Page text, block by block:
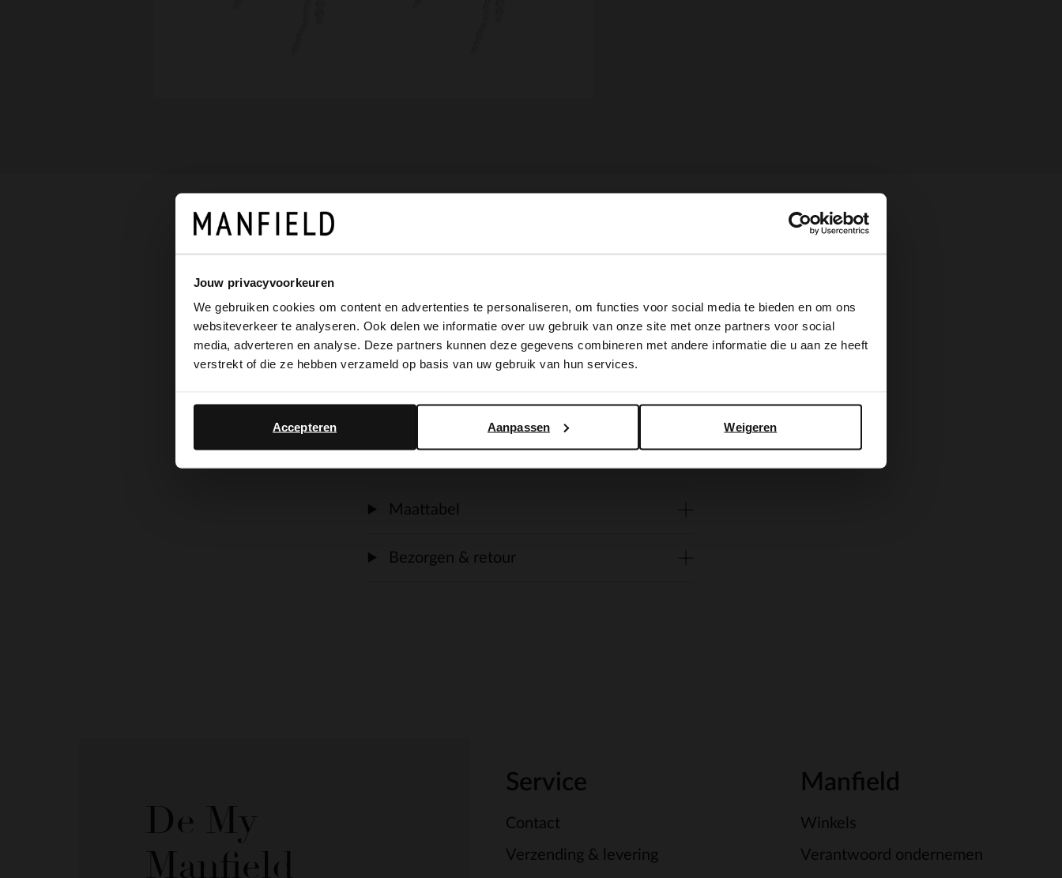
Jouw privacyvoorkeuren
We gebruiken cookies om content en advertenties te personaliseren, om functies voor social media te bieden en om ons
websiteverkeer te analyseren. Ook delen we informatie over uw gebruik van onze site met onze partners voor social
media, adverteren en analyse. Deze partners kunnen deze gegevens combineren met andere informatie die u aan ze heeft
verstrekt of die ze hebben verzameld op basis van uw gebruik van hun services.
Weigeren
Aanpassen
Accepteren
Omschrijving
Parel clip-on strikjes van Manfield om op je
schoenen te zetten. De strikjes hebben een
Maattabel
Bezorgen & retour
De My
Manfield
Service
Contact
Verzending & levering
Manfield
Winkels
Verantwoord ondernemen
×
It looks like your language isn't Dutch. Would you like to